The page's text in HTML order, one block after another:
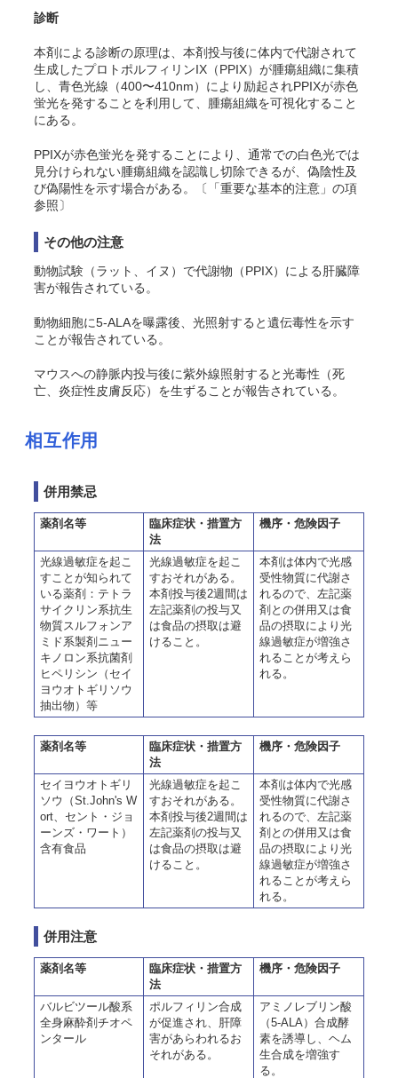
診断
本剤による診断の原理は、本剤投与後に体内で代謝されて
生成したプロトポルフィリンIX（PPIX）が腫瘍組織に集積
し、青色光線（400〜410nm）により励起されPPIXが赤色
蛍光を発することを利用して、腫瘍組織を可視化すること
にある。
PPIXが赤色蛍光を発することにより、通常での白色光では
見分けられない腫瘍組織を認識し切除できるが、偽陰性及
び偽陽性を示す場合がある。〔「重要な基本的注意」の項
参照〕
その他の注意
動物試験（ラット、イヌ）で代謝物（PPIX）による肝臓障
害が報告されている。
動物細胞に5-ALAを曝露後、光照射すると遺伝毒性を示す
ことが報告されている。
マウスへの静脈内投与後に紫外線照射すると光毒性（死
亡、炎症性皮膚反応）を生ずることが報告されている。
相互作用
併用禁忌
薬剤名等
臨床症状・措置方
法
機序・危険因子
光線過敏症を起こ
すことが知られて
いる薬剤：テトラ
サイクリン系抗生
物質スルフォンア
ミド系製剤ニュー
キノロン系抗菌剤
ヒペリシン（セイ
ヨウオトギリソウ
抽出物）等
光線過敏症を起こ
すおそれがある。
本剤投与後2週間は
左記薬剤の投与又
は食品の摂取は避
けること。
本剤は体内で光感
受性物質に代謝さ
れるので、左記薬
剤との併用又は食
品の摂取により光
線過敏症が増強さ
れることが考えら
れる。
薬剤名等
臨床症状・措置方
法
機序・危険因子
セイヨウオトギリ
ソウ（St.John's W
ort、セント・ジョ
ーンズ・ワート）
含有食品
光線過敏症を起こ
すおそれがある。
本剤投与後2週間は
左記薬剤の投与又
は食品の摂取は避
けること。
本剤は体内で光感
受性物質に代謝さ
れるので、左記薬
剤との併用又は食
品の摂取により光
線過敏症が増強さ
れることが考えら
れる。
併用注意
薬剤名等
臨床症状・措置方
法
機序・危険因子
バルビツール酸系
全身麻酔剤チオペ
ンタール
ポルフィリン合成
が促進され、肝障
害があらわれるお
それがある。
アミノレブリン酸
（5-ALA）合成酵
素を誘導し、ヘム
生合成を増強す
る。